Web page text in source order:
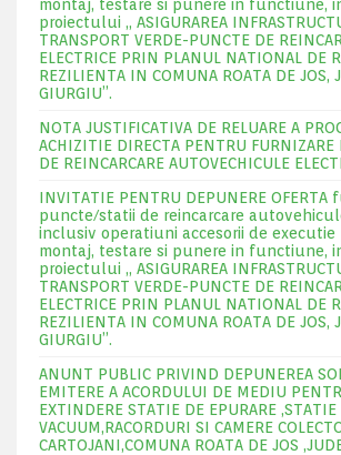
montaj, testare si punere in functiune,
proiectului „ ASIGURAREA
TRANSPORT VERDE-PUNCTE DE
ELECTRICE PRIN PLANUL NATIONAL DE
REZILIENTA IN COMUNA ROATA DE JOS,
GIURGIU”.
NOTA JUSTIFICATIVA DE RELUARE A
ACHIZITIE DIRECTA PENTRU
DE REINCARCARE AUTOVECHICULE
INVITATIE PENTRU DEPUNERE OFERTA
puncte/statii de reincarcare
inclusiv operatiuni accesorii de executie
montaj, testare si punere in functiune,
proiectului „ ASIGURAREA
TRANSPORT VERDE-PUNCTE DE
ELECTRICE PRIN PLANUL NATIONAL DE
REZILIENTA IN COMUNA ROATA DE JOS,
GIURGIU”.
ANUNT PUBLIC PRIVIND DEPUNEREA
EMITERE A ACORDULUI DE MEDIU
EXTINDERE STATIE DE EPURARE ,STATIE
VACUUM,RACORDURI SI CAMERE
CARTOJANI,COMUNA ROATA DE JOS